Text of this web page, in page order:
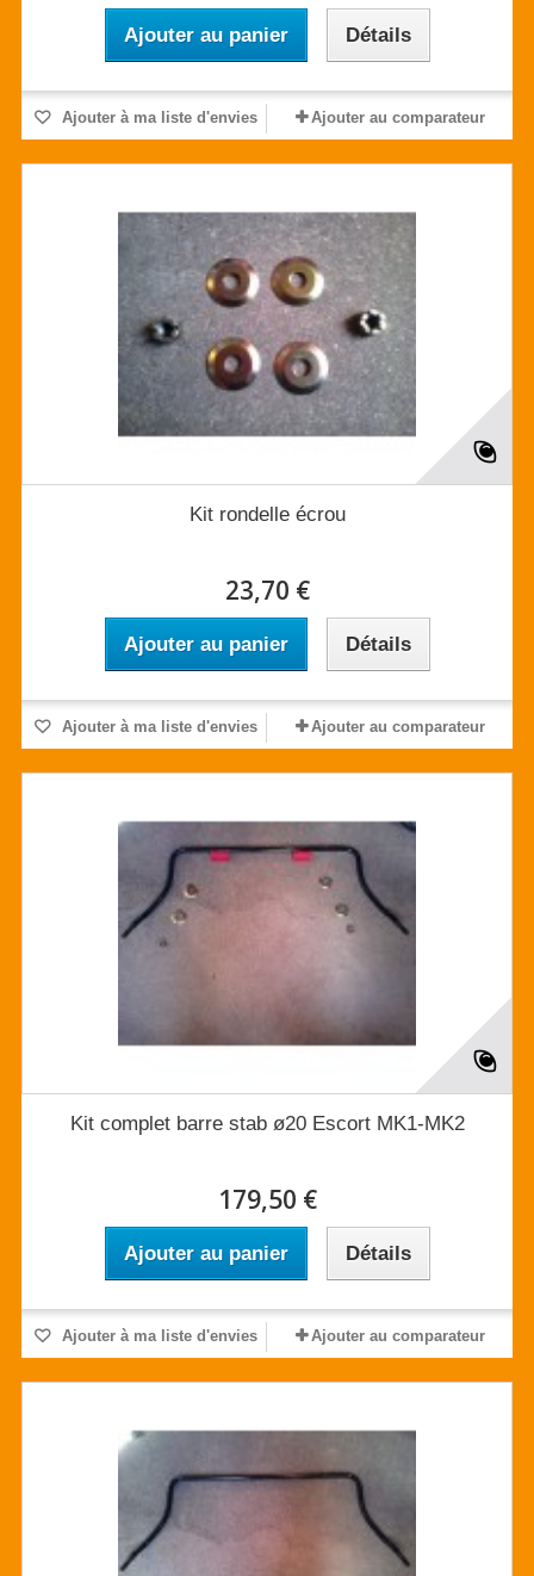
Ajouter au panier Détails
Ajouter à ma liste d'envies Ajouter au comparateur
Kit rondelle écrou
23,70 €
Ajouter au panier Détails
Ajouter à ma liste d'envies Ajouter au comparateur
Kit complet barre stab ø20 Escort MK1-MK2
179,50 €
Ajouter au panier Détails
Ajouter à ma liste d'envies Ajouter au comparateur